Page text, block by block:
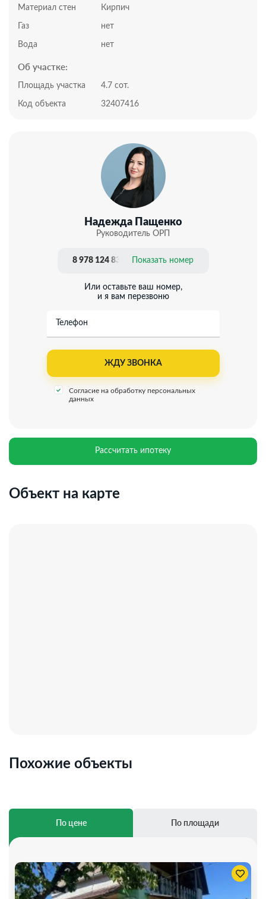
До ближайших продуктовых магазинов с широким
Остановка общественного автотранспорта в пяти
минутах ходьбы. До инфраструктуры 5 км. 10 минут
школьные учреждения, а также поликлиники и
социально значимые объекты. До Ялтинского кольца
Подходит для наличного расчета, под ипотеку.
Профессиональное сопровождение до получения
права собственности.
Добавьте предложение в закладки, чтобы не
Материал стен Кирпич
Газ нет
Вода нет
Об участке:
Площадь участка 4.7 сот.
Код объекта 32407416
Надежда Пащенко
Руководитель ОРП
8 978 124 83 20 Показать номер
Или оставьте ваш номер,
и я вам перезвоню
Телефон
Согласие на обработку персональных
данных
Рассчитать ипотеку
Объект на карте
Похожие объекты
По цене По площади